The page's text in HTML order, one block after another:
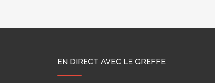
EN DIRECT AVEC LE GREFFE